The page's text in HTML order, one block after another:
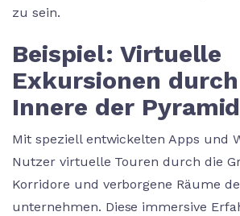
zu sein.
Beispiel: Virtuelle
Exkursionen
Innere der
Mit speziell entwickelten Apps und
Nutzer virtuelle Touren durch die
Korridore und verborgene Räume
unternehmen. Diese immersive